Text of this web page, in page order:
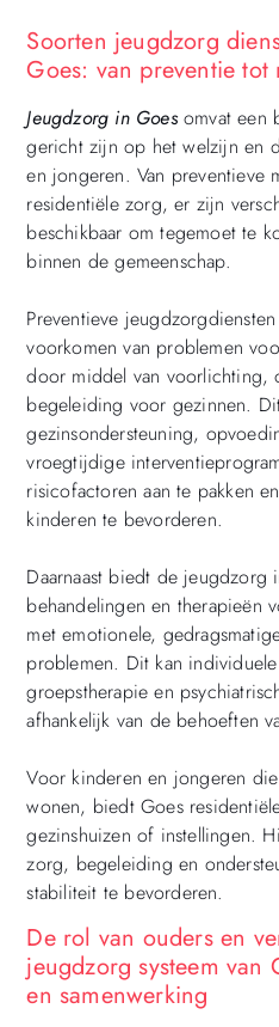
Soorten jeugdzorg
Goes: van preventie tot
Jeugdzorg in Goesomvat een
gericht zijn op het welzijn en
en jongeren. Van preventieve
residentiële zorg, er zijn
beschikbaar om tegemoet te
binnen de gemeenschap.
Preventieve
voorkomen van problemen
door middel van voorlichting,
begeleiding voor gezinnen.
gezinsondersteuning,
vroegtijdige
risicofactoren aan te pakken
kinderen te bevorderen.
Daarnaast biedt de jeugdzorg
behandelingen en therapieën
met emotionele,
problemen. Dit kan
groepstherapie en
afhankelijk van de behoeften
Voor kinderen en jongeren
wonen, biedt Goes
gezinshuizen of instellingen.
zorg, begeleiding en
stabiliteit te bevorderen.
De rol van ouders en
jeugdzorg systeem van
en samenwerking